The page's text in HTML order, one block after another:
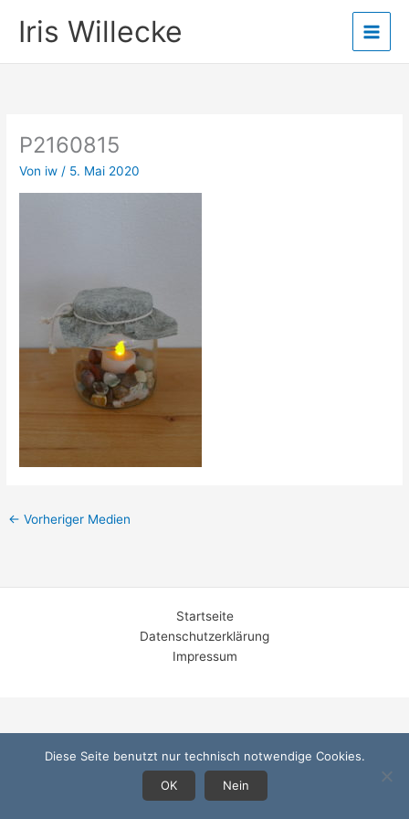
InhaltIris Willecke
P2160815
Von iw / 5. Mai 2020
← Vorheriger Medien
Startseite
Datenschutzerklärung
Impressum
Diese Seite benutzt nur technisch notwendige Cookies.
OK
Nein